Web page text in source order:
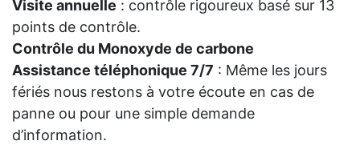
Visite annuelle : contrôle rigoureux basé sur 13
points de contrôle.
Contrôle du Monoxyde de carbone
Assistance téléphonique 7/7 : Même les jours
fériés nous restons à votre écoute en cas de
panne ou pour une simple demande
d’information.